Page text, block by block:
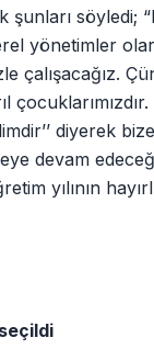
şunları
yönetimler
çalışacağız.
diyerek
devam
yılının